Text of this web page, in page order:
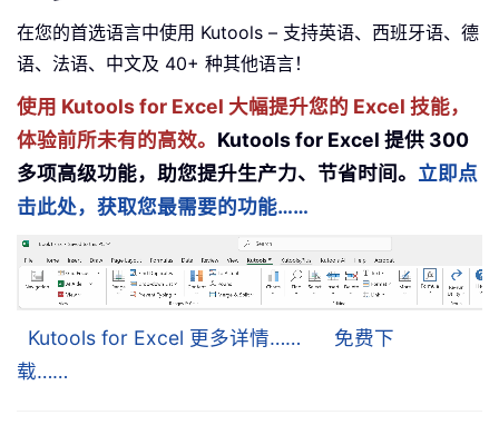
在您的首选语言中使用 Kutools – 支持英语、西班牙语、德
语、法语、中文及 40+ 种其他语言！
使用 Kutools for Excel 大幅提升您的 Excel 技能，
体验前所未有的高效。 Kutools for Excel 提供 300
多项高级功能，助您提升生产力、节省时间。 立即点
击此处，获取您最需要的功能……
Kutools for Excel 更多详情……
免费下
载……